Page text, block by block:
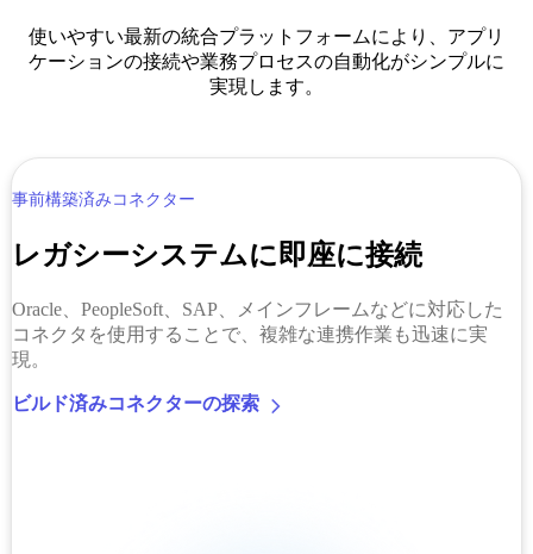
使いやすい最新の統合プラットフォームにより、アプリ
ケーションの接続や業務プロセスの自動化がシンプルに
実現します。
事前構築済みコネクター
レガシーシステムに即座に接続
Oracle、PeopleSoft、SAP、メインフレームなどに対応した
コネクタを使用することで、複雑な連携作業も迅速に実
現。
ビルド済みコネクターの探索